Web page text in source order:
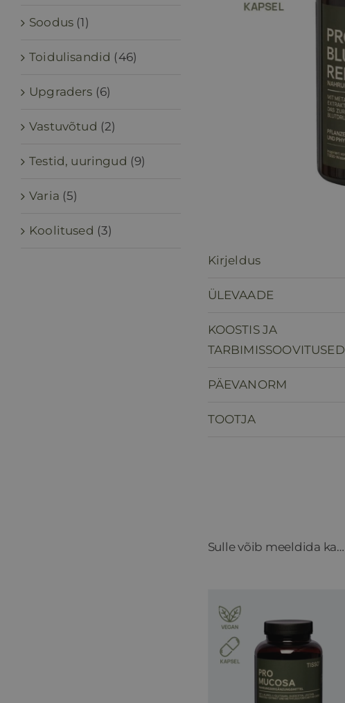
Kirjeldus
ÜLEVAADE
KOOSTIS JA
TARBIMISSOOVITUSED
PÄEVANORM
TOOTJA
Sulle võib meeldida ka…
Soodus (1)
Toidulisandid (46)
Upgraders (6)
Vastuvõtud (2)
Testid, uuringud (9)
Varia (5)
Koolitused (3)